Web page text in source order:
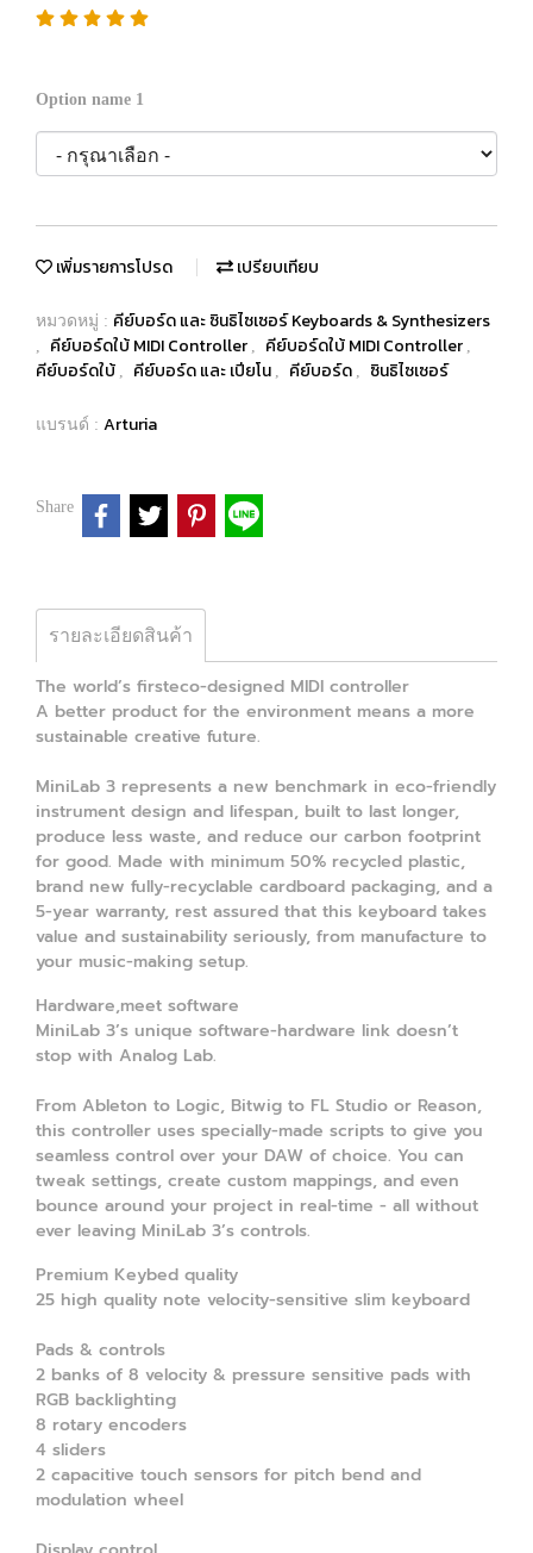
Option name 1
เพิ่มรายการโปรด เปรียบเทียบ
หมวดหมู่ : คีย์บอร์ด และ ซินธิไซเซอร์ Keyboards & Synthesizers
, คีย์บอร์ดใบ้ MIDI Controller , คีย์บอร์ดใบ้ MIDI Controller ,
คีย์บอร์ดใบ้ , คีย์บอร์ด และ เปียโน , คีย์บอร์ด , ซินธิไซเซอร์
แบรนด์ : Arturia
Share
รายละเอียดสินค้า
The world’s firsteco-designed MIDI controller
A better product for the environment means a more
sustainable creative future.
MiniLab 3 represents a new benchmark in eco-friendly
instrument design and lifespan, built to last longer,
produce less waste, and reduce our carbon footprint
for good. Made with minimum 50% recycled plastic,
brand new fully-recyclable cardboard packaging, and a
5-year warranty, rest assured that this keyboard takes
value and sustainability seriously, from manufacture to
your music-making setup.
Hardware,meet software
MiniLab 3’s unique software-hardware link doesn’t
stop with Analog Lab.
From Ableton to Logic, Bitwig to FL Studio or Reason,
this controller uses specially-made scripts to give you
seamless control over your DAW of choice. You can
tweak settings, create custom mappings, and even
bounce around your project in real-time - all without
ever leaving MiniLab 3’s controls.
Premium Keybed quality
25 high quality note velocity-sensitive slim keyboard
Pads & controls
2 banks of 8 velocity & pressure sensitive pads with
RGB backlighting
8 rotary encoders
4 sliders
2 capacitive touch sensors for pitch bend and
modulation wheel